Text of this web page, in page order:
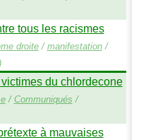
tous les racismes
droite/ manifestation/
)
du chlordecone
/ Communiqués /
à mauvaises